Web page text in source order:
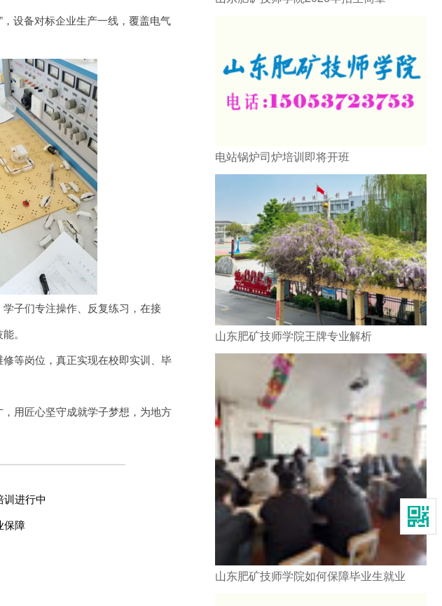
设备对标企业生产一线，覆盖电气
子们专注操作、反复练习，在接
。
等岗位，真正实现在校即实训、毕
用匠心坚守成就学子梦想，为地方
进行中
保障
电站锅炉司炉培训即将开班
山东肥矿技师学院王牌专业解析
山东肥矿技师学院如何保障毕业生就业